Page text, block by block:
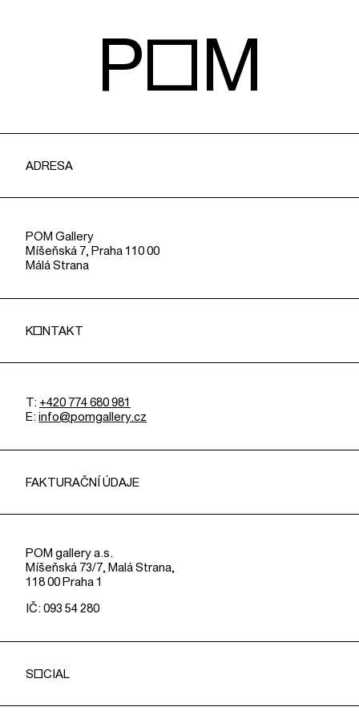
POM
ADRESA
POM Gallery
Míšeňská 7, Praha 110 00
Málá Strana
KONTAKT
T: +420 774 680 981
E: info@pomgallery.cz
FAKTURAČNÍ ÚDAJE
POM gallery a.s.
Míšeňská 73/7, Malá Strana,
118 00 Praha 1
IČ: 093 54 280
SOCIAL